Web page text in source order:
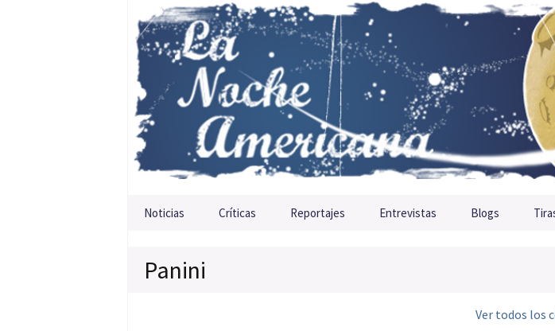
Saltar al contenido
Noticias Críticas Reportajes Entrevistas Blogs
Panini
Ver todos los